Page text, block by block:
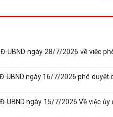
UBND ngày 28/7/2026 về việc
UBND ngày 16/7/2026 phê
UBND ngày 15/7/2026 Về việc